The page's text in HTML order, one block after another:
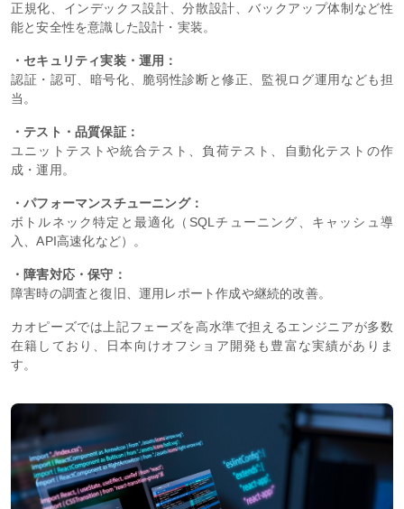
正規化、インデックス設計、分散設計、バックアップ体制など性
能と安全性を意識した設計・実装。
・セキュリティ実装・運用：
認証・認可、暗号化、脆弱性診断と修正、監視ログ運用なども担
当。
・テスト・品質保証：
ユニットテストや統合テスト、負荷テスト、自動化テストの作
成・運用。
・パフォーマンスチューニング：
ボトルネック特定と最適化（SQLチューニング、キャッシュ導
入、API高速化など）。
・障害対応・保守：
障害時の調査と復旧、運用レポート作成や継続的改善。
カオピーズでは上記フェーズを高水準で担えるエンジニアが多数
在籍しており、日本向けオフショア開発も豊富な実績がありま
す。